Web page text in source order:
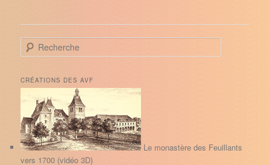
e
h
e
r
h
e
CRÉATIONS DES AVF
Le monastère des Feuillants
vers 1700 (vidéo 3D)